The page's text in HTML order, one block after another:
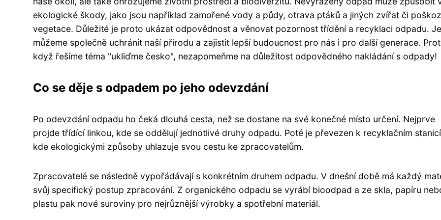
ekologické škody, jako jsou například zamořené vody a půdy, otrava ptáků a jiných zvířat či
vegetace. Důležité je proto ukázat odpovědnost a věnovat pozornost třídění a recyklaci odpadu.
můžeme společně uchránit naší přírodu a zajistit lepší budoucnost pro nás i pro další generace.
když řešíme téma "ukliďme česko", nezapomeňme na důležitost odpovědného nakládání s odpady!
Co se děje s odpadem po jeho odevzdání
Po odevzdání odpadu ho čeká dlouhá cesta, než se dostane na své konečné místo určení. Nejprve
projde třídící linkou, kde se oddělují jednotlivé druhy odpadu. Poté je převezen k recyklačním
kde ekologickými způsoby uhlazuje svou cestu ke zpracovatelům.
Zpracovatelé se následně vypořádávají s konkrétním druhem odpadu. V dnešní době má každý
svůj specifický postup zpracování. Z organického odpadu se vyrábí bioodpad a ze skla, papíru
plastu pak nové suroviny pro nejrůznější výrobky a spotřební materiál.